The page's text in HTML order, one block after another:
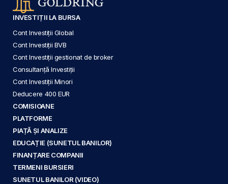
INVESTIȚII LA BURSA
Cont Investiții Global
Cont Investiții BVB
Cont Investiții gestionat de broker
Consultanță Investiții
Cont Investiții Minori
Deducere 400 EUR
COMISIOANE
PLATFORME
PIAȚĂ ȘI ANALIZE
EDUCAȚIE (SUNETUL BANILOR)
FINANȚARE COMPANII
TERMENI BURSIERI
SUNETUL BANILOR (VIDEO)